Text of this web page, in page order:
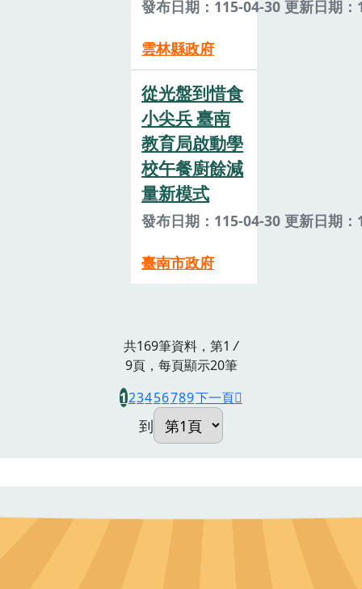
發布日期：115-04-30 更新日期
雲林縣政府
從光盤到惜食
小尖兵 臺南
教育局啟動學
校午餐廚餘減
量新模式
發布日期：115-04-30 更新日期
臺南市政府
共169筆資料，第1 /
9頁，每頁顯示20筆
123456789下一頁
到